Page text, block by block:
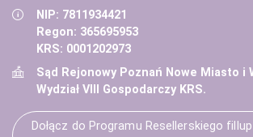
NIP: 7811934421
Regon: 365695953
KRS: 0001202973
Sąd Rejonowy Poznań Nowe Miasto i
Wydział VIII Gospodarczy KRS.
Dołącz do Programu Resellerskiego